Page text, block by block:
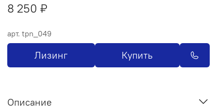
арт. tpn_049
8 250 ₽
Лизинг Купить
Описание